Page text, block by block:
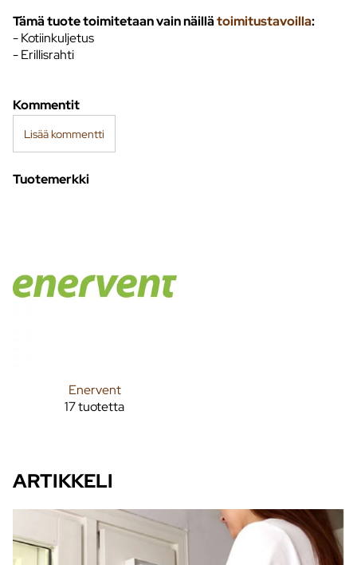
Tämä tuote toimitetaan vain näillätoimitustavoilla:
- Kotiinkuljetus
- Erillisrahti
Kommentit
Lisää kommentti
Tuotemerkki
Enervent
17 tuotetta
ARTIKKELI